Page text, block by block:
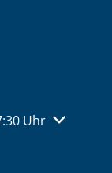
Schließzeiten
Uhr